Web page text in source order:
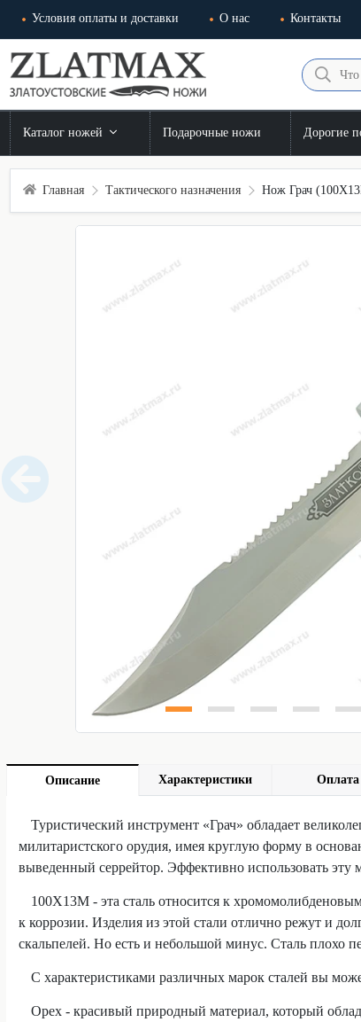
Условия оплаты и доставки О нас Контакты
Каталог ножей Подарочные ножи Дорогие
Главная Тактического назначения Нож Грач
Описание Характеристики Оплата
Туристический инструмент «Грач» обладает
милитаристского орудия, имея круглую форму в
выведенный серрейтор. Эффективно использовать эту
100Х13М - эта сталь относится к
к коррозии. Изделия из этой стали отлично режут и
скальпелей. Но есть и небольшой минус. Сталь плохо
С характеристиками различных марок сталей вы
Орех - красивый природный материал, который